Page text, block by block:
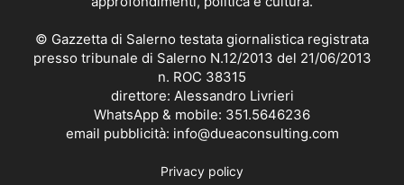
© Gazzetta di Salerno testata giornalistica registrata
presso tribunale di Salerno N.12/2013 del 21/06/2013
n. ROC 38315
direttore: Alessandro Livrieri
WhatsApp & mobile: 351.5646236
email pubblicità: info@dueaconsulting.com
Privacy policy